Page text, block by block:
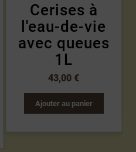
Cerises à
l'eau-de-vie
avec queues
1L
43,00 €
Ajouter au panier